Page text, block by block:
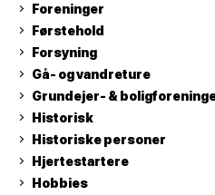
Foreninger
Førstehold
Forsyning
Gå- og vandreture
Grundejer- &
Historisk
Historiske personer
Hjertestartere
Hobbies